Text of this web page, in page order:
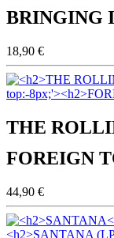
BRINGING
18,90 €
THE
FOREIGN
44,90 €